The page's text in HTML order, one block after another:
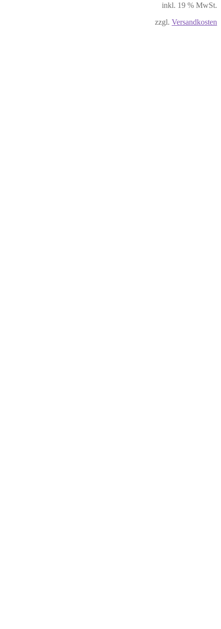
inkl. 19 % MwSt.
zzgl. Versandkosten